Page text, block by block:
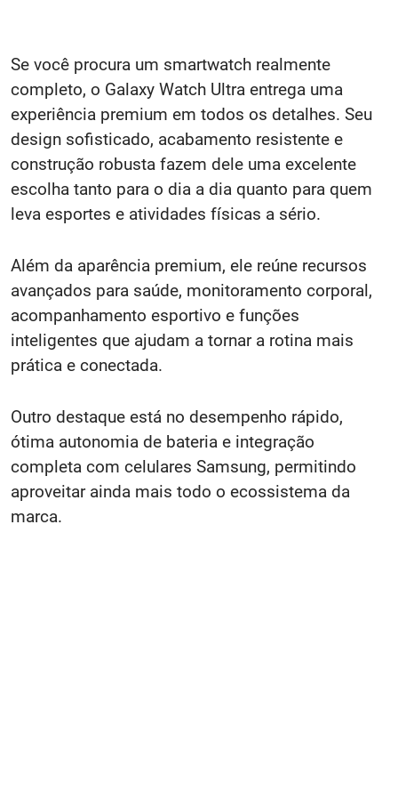
Se você procura um smartwatch realmente
completo, o Galaxy Watch Ultra entrega uma
experiência premium em todos os detalhes. Seu
design sofisticado, acabamento resistente e
construção robusta fazem dele uma excelente
escolha tanto para o dia a dia quanto para quem
leva esportes e atividades físicas a sério.
Além da aparência premium, ele reúne recursos
avançados para saúde, monitoramento corporal,
acompanhamento esportivo e funções
inteligentes que ajudam a tornar a rotina mais
prática e conectada.
Outro destaque está no desempenho rápido,
ótima autonomia de bateria e integração
completa com celulares Samsung, permitindo
aproveitar ainda mais todo o ecossistema da
marca.